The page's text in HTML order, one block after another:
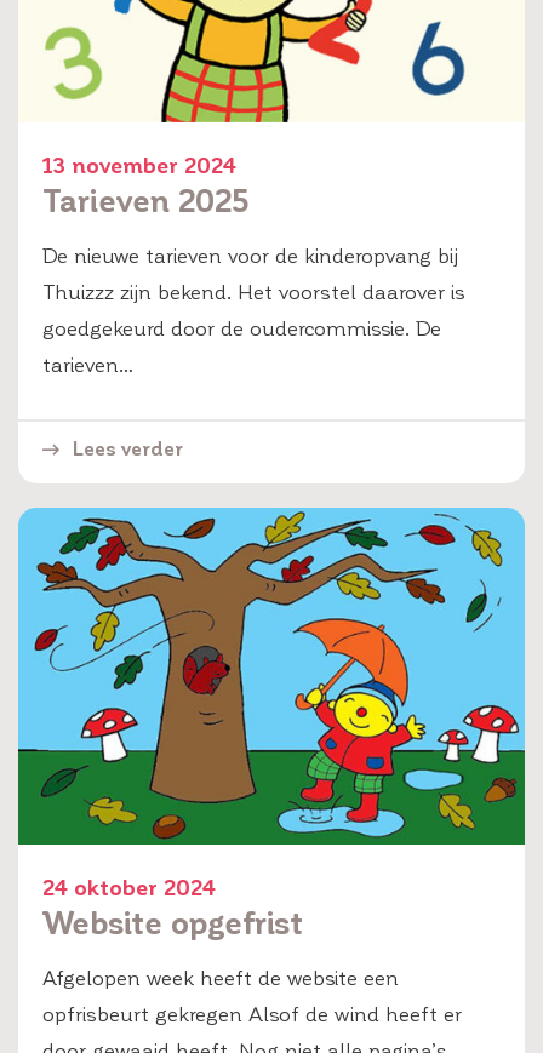
13 november 2024
Tarieven 2025
De nieuwe tarieven voor de kinderopvang bij
Thuizzz zijn bekend. Het voorstel daarover is
goedgekeurd door de oudercommissie. De
tarieven…
Lees verder
24 oktober 2024
Website opgefrist
Afgelopen week heeft de website een
opfrisbeurt gekregen Alsof de wind heeft er